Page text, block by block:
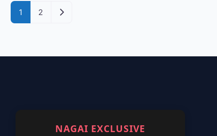
Posts navigation
1 2 Older posts
NAGAI EXCLUSIVE